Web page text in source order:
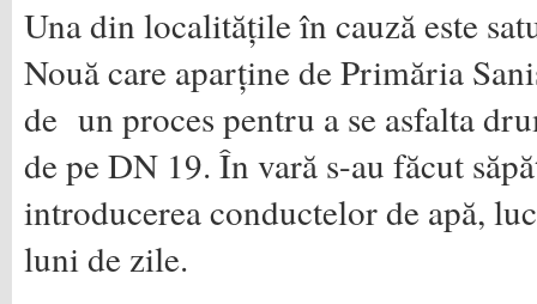
Una din localitățile în cauză este
Nouă care aparține de Primăria
de un proces pentru a se asfalta
de pe DN 19. În vară s-au făcut
introducerea conductelor de apă,
luni de zile.